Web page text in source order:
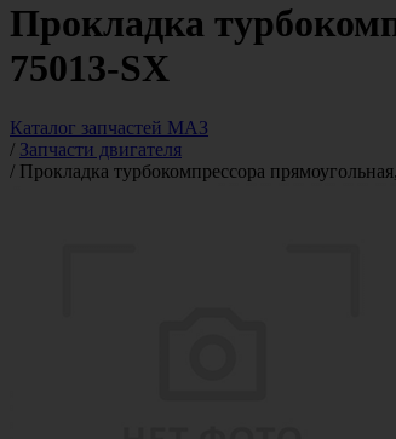
Прокладка
75013-SX
Каталог запчастей МАЗ
/ Запчасти двигателя
/ Прокладка турбокомпрессора